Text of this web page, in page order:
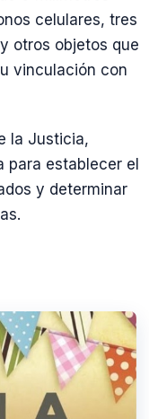
celulares, tres
otros objetos que
vinculación con
la Justicia,
para establecer el
y determinar